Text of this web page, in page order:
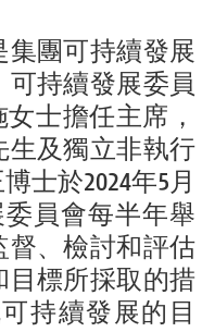
集團可持續發展
持續發展委員
士擔任主席，
生及獨立非執行
士於2024年5月
員會每半年舉
督、檢討和評估
目標所採取的措
持續發展的目